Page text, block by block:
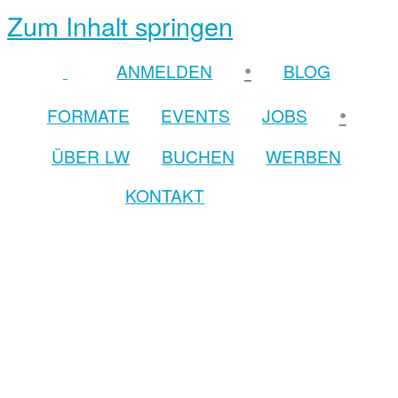
Zum Inhalt springen
ANMELDEN •
BLOG
FORMATE
EVENTS JOBS •
ÜBER LW BUCHEN
WERBEN
KONTAKT